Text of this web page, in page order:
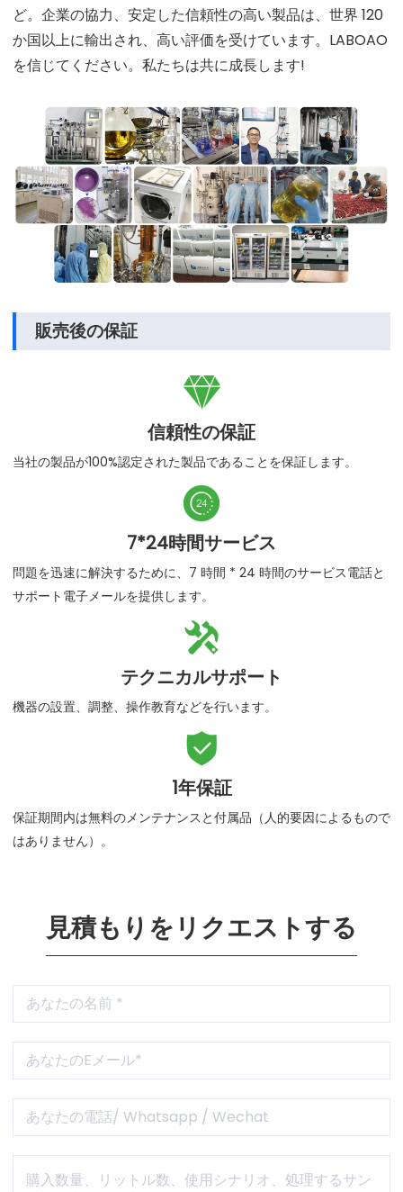
ど。企業の協力、安定した信頼性の高い製品は、世界 120
か国以上に輸出され、高い評価を受けています。LABOAO
を信じてください。私たちは共に成長します!
販売後の保証

信頼性の保証
当社の製品が100%認定された製品であることを保証します。

7*24時間サービス
問題を迅速に解決するために、7 時間 * 24 時間のサービス電話と
サポート電子メールを提供します。

テクニカルサポート
機器の設置、調整、操作教育などを行います。

1年保証
保証期間内は無料のメンテナンスと付属品（人的要因によるもので
はありません）。
見積もりをリクエストする